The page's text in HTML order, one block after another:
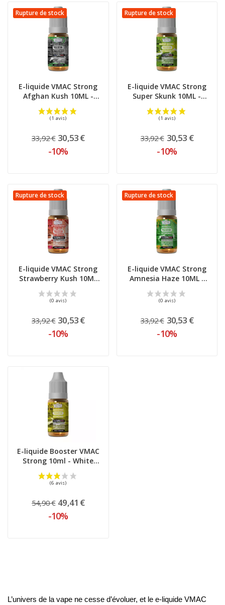
Rupture de stock
E-liquide VMAC Strong
Afghan Kush 10ML -
White...
33,92 € 30,53 €
-10%
Rupture de stock
E-liquide VMAC Strong
Super Skunk 10ML -
White...
33,92 € 30,53 €
-10%
Rupture de stock
E-liquide VMAC Strong
Strawberry Kush 10ML
-...
33,92 € 30,53 €
-10%
Rupture de stock
E-liquide VMAC Strong
Amnesia Haze 10ML -
White...
33,92 € 30,53 €
-10%
E-liquide Booster VMAC
Strong 10ml - White
Rabbit
54,90 € 49,41 €
-10%
L’univers de la vape ne cesse d’évoluer, et le e-liquide VMAC